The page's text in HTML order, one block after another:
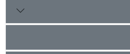
رطوبت عمق های مختلف ماسه مالچ
شاهد وجود داشت و در بین سه
اول بیشترین افزایش نگهداشت
داشت.